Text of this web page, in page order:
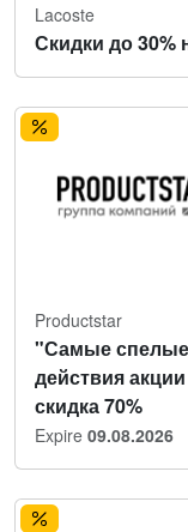
Lacoste
Скидки до
Productstar
"Самые спелые
действия
скидка 70%
Expire 09.08.2026